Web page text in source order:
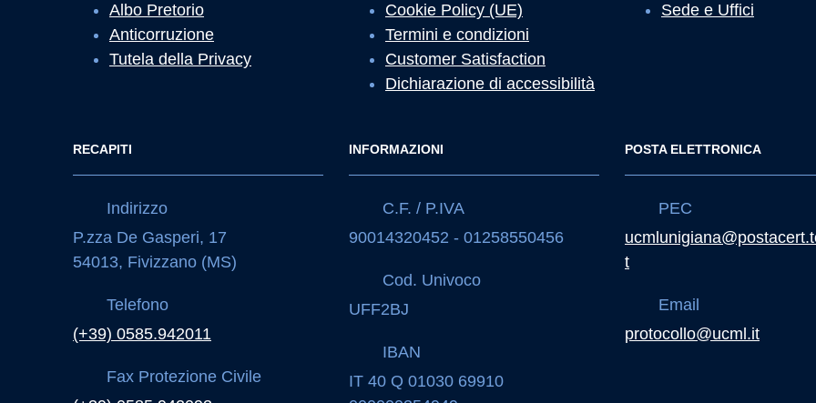
Albo Pretorio
Anticorruzione
Tutela della Privacy
Cookie Policy (UE)
Termini e condizioni
Customer Satisfaction
Dichiarazione di accessibilità
Sede e Uffici
RECAPITI
Indirizzo
P.zza De Gasperi, 17
54013, Fivizzano (MS)
Telefono
(+39) 0585.942011
Fax Protezione Civile
INFORMAZIONI
C.F. / P.IVA
90014320452 - 01258550456
Cod. Univoco
UFF2BJ
IBAN
IT 40 Q 01030 69910
POSTA ELETTRONICA
PEC
t
Email
protocollo@ucml.it